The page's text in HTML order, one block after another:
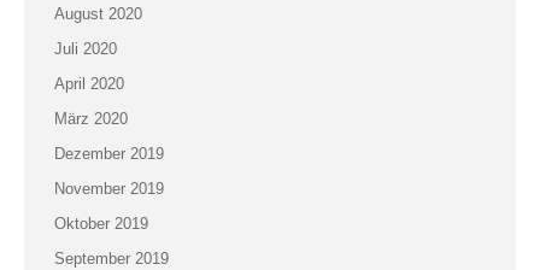
August 2020
Juli 2020
April 2020
März 2020
Dezember 2019
November 2019
Oktober 2019
September 2019